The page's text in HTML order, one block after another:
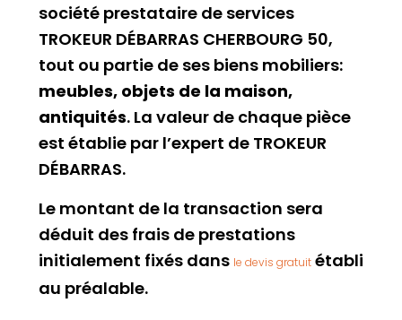
société prestataire de services
TROKEUR DÉBARRAS CHERBOURG 50,
tout ou partie de ses biens mobiliers:
meubles, objets de la maison,
antiquités. La valeur de chaque pièce
est établie par l’expert de TROKEUR
DÉBARRAS.
Le montant de la transaction sera
déduit des frais de prestations
initialement fixés dans le devis gratuit établi
au préalable.